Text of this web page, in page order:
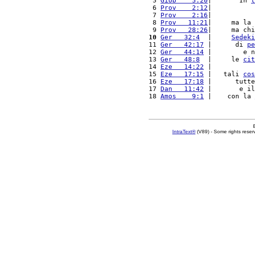
6 Prov    2:12 |
7 Prov    2:16 |
8 Prov   11:21 |     ma la
9 Prov   28:26 |     ma chi
10 Ger   32:4
11 Ger   42:17 |      di
12 Ger   44:14 |        e
13 Ger   48:8
  |     le
14 Eze   14:22 |
15 Eze   17:15 |   tali
16 Eze   17:18 |      tutte
17 Dan   11:42 |       e il
18 Amos    9:1 |    con la
IntraText®(V89) - Some rights